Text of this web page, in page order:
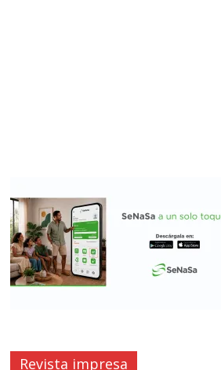
Revista impresa